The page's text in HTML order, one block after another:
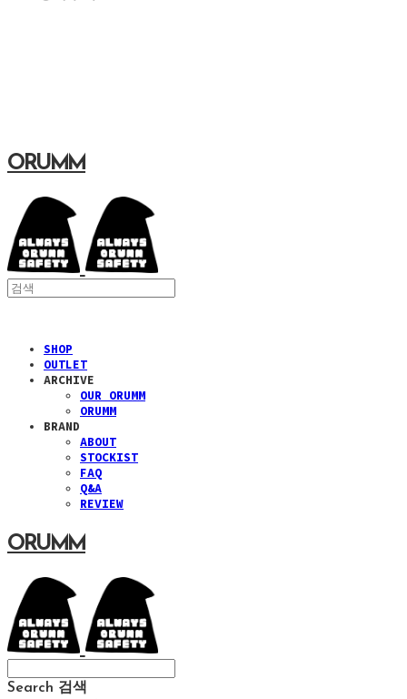
ORUMM
SHOP
OUTLET
ARCHIVE
OUR ORUMM
ORUMM
BRAND
ABOUT
STOCKIST
FAQ
Q&A
REVIEW
ORUMM
Search 검색